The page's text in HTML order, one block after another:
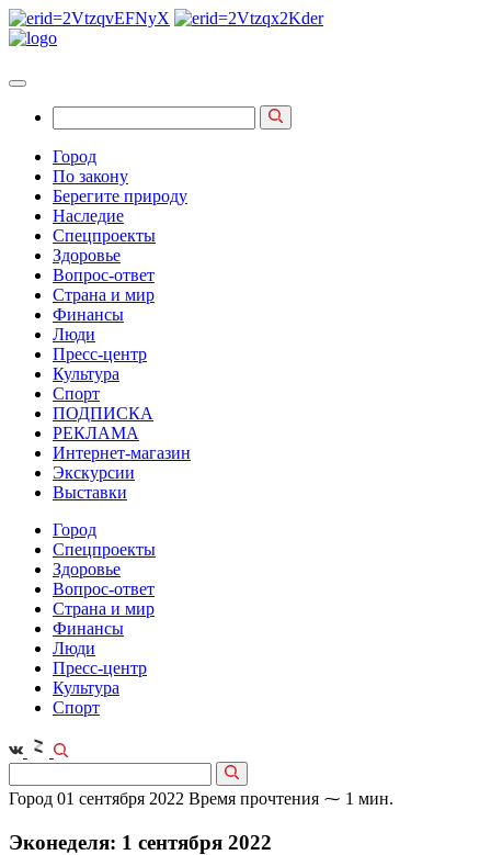
Город
По закону
Берегите природу
Наследие
Спецпроекты
Здоровье
Вопрос-ответ
Страна и мир
Финансы
Люди
Пресс-центр
Культура
Спорт
ПОДПИСКА
РЕКЛАМА
Интернет-магазин
Экскурсии
Выставки
Город
Спецпроекты
Здоровье
Вопрос-ответ
Страна и мир
Финансы
Люди
Пресс-центр
Культура
Спорт
Город 01 сентября 2022 Время прочтения ⁓ 1 мин.
Эконеделя: 1 сентября 2022